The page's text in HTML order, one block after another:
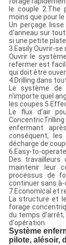
le couple 2.The
moins que pour
Un perçage
d'anneau sur
si une petite
3.Easily Ouvrir-
Ouvrir le
refermer est
qui doit être
4.Drilling dans
Le système
n'importe quel
les coupes
Le flux d'air
enfermant
conséquent,
décharge de
6.Easy-to-
Des
maintenir leur
processus de
continuer sans à-
7.Economical et
La structure et
forage
du temps
d'opération.
Système
pilote, alésoir,